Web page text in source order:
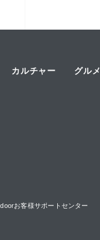
カルチャー グルメ
お客様サポートセンター